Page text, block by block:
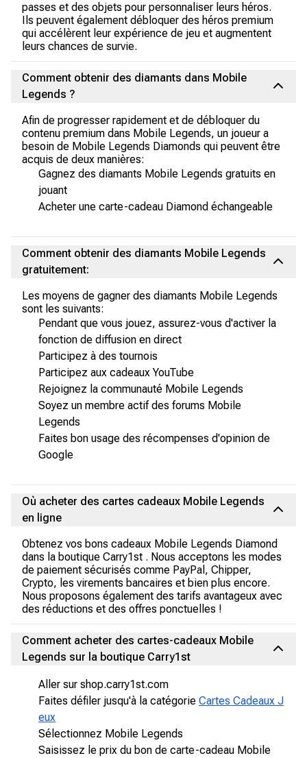
passes et des objets pour personnaliser leurs héros.
Ils peuvent également débloquer des héros premium
qui accélèrent leur expérience de jeu et augmentent
leurs chances de survie.
Comment obtenir des diamants dans Mobile
Legends ?
Afin de progresser rapidement et de débloquer du
contenu premium dans Mobile Legends, un joueur a
besoin de Mobile Legends Diamonds qui peuvent être
acquis de deux manières:
Gagnez des diamants Mobile Legends gratuits en
jouant
Acheter une carte-cadeau Diamond échangeable
Comment obtenir des diamants Mobile Legends
gratuitement:
Les moyens de gagner des diamants Mobile Legends
sont les suivants:
Pendant que vous jouez, assurez-vous d'activer la
fonction de diffusion en direct
Participez à des tournois
Participez aux cadeaux YouTube
Rejoignez la communauté Mobile Legends
Soyez un membre actif des forums Mobile
Legends
Faites bon usage des récompenses d'opinion de
Google
Où acheter des cartes cadeaux Mobile Legends
en ligne
Obtenez vos bons cadeaux Mobile Legends Diamond
dans la boutique Carry1st . Nous acceptons les modes
de paiement sécurisés comme PayPal, Chipper,
Crypto, les virements bancaires et bien plus encore.
Nous proposons également des tarifs avantageux avec
des réductions et des offres ponctuelles !
Comment acheter des cartes-cadeaux Mobile
Legends sur la boutique Carry1st
Aller sur shop.carry1st.com
Faites défiler jusqu'à la catégorie Cartes Cadeaux J
eux
Sélectionnez Mobile Legends
Saisissez le prix du bon de carte-cadeau Mobile